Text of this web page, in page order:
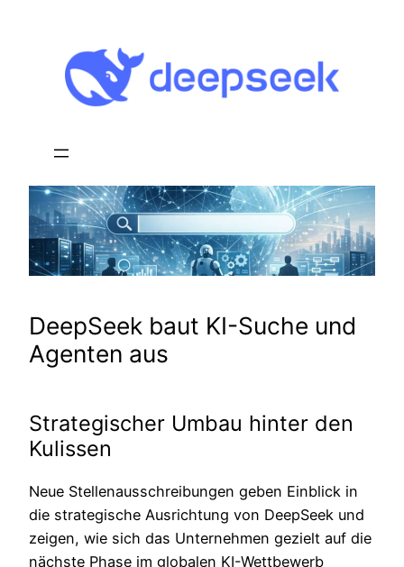
springen
DeepSeek baut KI-Suche und
Agenten aus
Strategischer Umbau hinter den
Kulissen
Neue Stellenausschreibungen geben Einblick in
die strategische Ausrichtung von DeepSeek und
zeigen, wie sich das Unternehmen gezielt auf die
nächste Phase im globalen KI-Wettbewerb